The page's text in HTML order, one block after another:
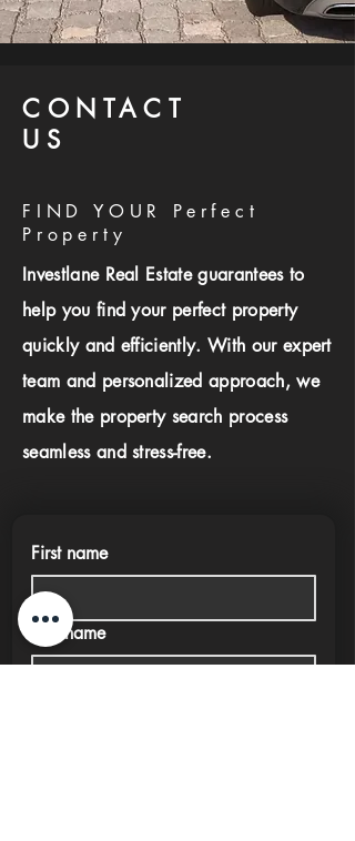
CONTACT
US
FIND YOUR Perfect
Property
Investlane Real Estate guarantees to
help you find your perfect property
quickly and efficiently. With our expert
team and personalized approach, we
make the property search process
seamless and stress-free.
First name
Last name